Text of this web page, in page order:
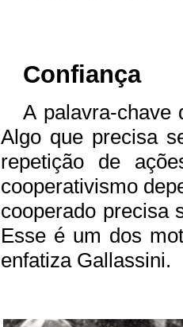
Confiança
A palavra-chave
Algo que precisa
repetição de
cooperativismo
cooperado precisa
Esse é um dos
enfatiza Gallassini.